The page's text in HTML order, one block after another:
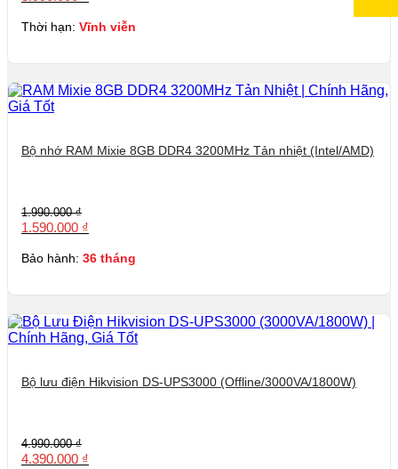
4.990.000 ₫.
là:
Thời hạn: Vĩnh viễn
Bộ nhớ RAM Mixie 8GB DDR4 3200MHz Tản nhiệt (Intel/AMD)
1.990.000₫
Giá
gốc
1.990.000 ₫.
1.590.000 ₫
Giá
hiện
là:
Bảo hành: 36 tháng
Bộ lưu điện Hikvision DS-UPS3000 (Offline/3000VA/1800W)
4.990.000₫
Giá
gốc
4.390.000 ₫
Giá
hiện